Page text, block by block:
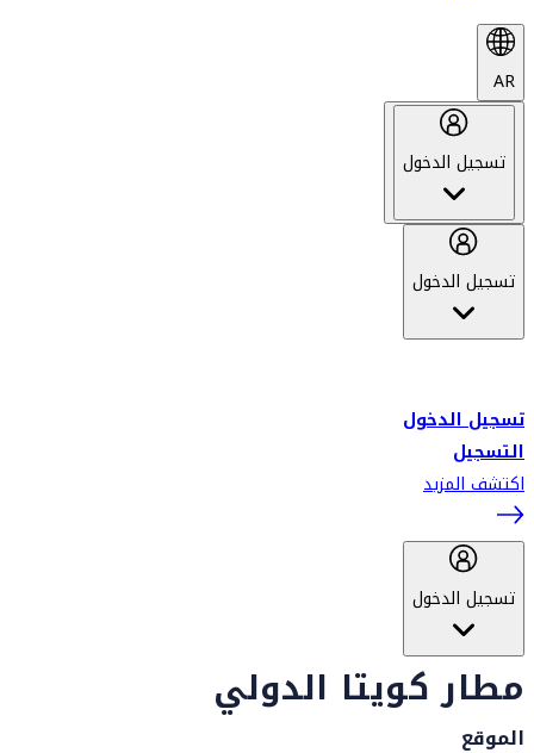
AR
تسجيل الدخول
تسجيل الدخول
تسجيل الدخول
التسجيل
اكتشف المزيد
تسجيل الدخول
مطار كويتا الدولي
الموقع